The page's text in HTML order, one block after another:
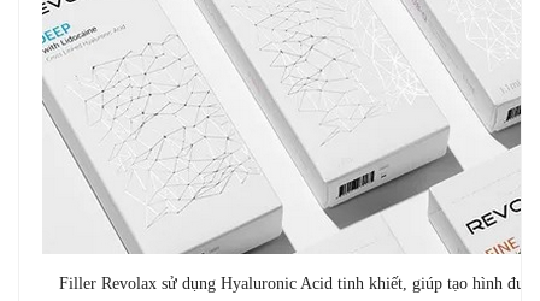
Filler Revolax sử dụng Hyaluronic Acid tinh khiết, giúp tạo hình